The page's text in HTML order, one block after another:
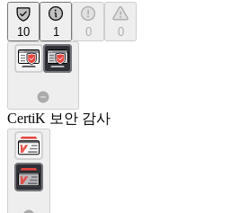
10 1 0 0
CertiK 보안 감사